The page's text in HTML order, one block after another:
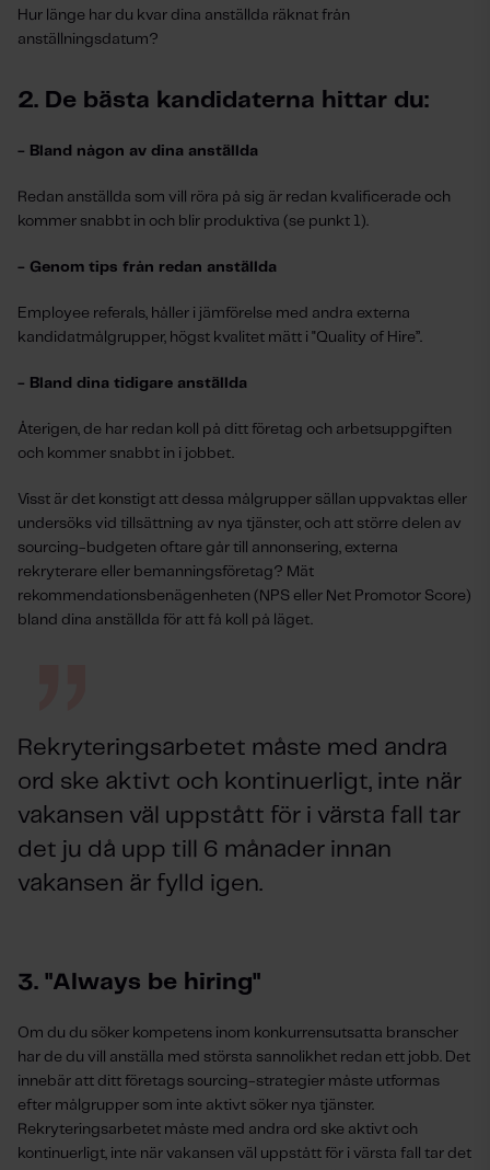
Hur länge har du kvar dina anställda räknat från
anställningsdatum?
2. De bästa kandidaterna hittar du:
- Bland någon av dina anställda
Redan anställda som vill röra på sig är redan kvalificerade och
kommer snabbt in och blir produktiva (se punkt 1).
- Genom tips från redan anställda
Employee referals, håller i jämförelse med andra externa
kandidatmålgrupper, högst kvalitet mätt i "Quality of Hire”.
- Bland dina tidigare anställda
Återigen, de har redan koll på ditt företag och arbetsuppgiften
och kommer snabbt in i jobbet.
Visst är det konstigt att dessa målgrupper sällan uppvaktas eller
undersöks vid tillsättning av nya tjänster, och att större delen av
sourcing-budgeten oftare går till annonsering, externa
rekryterare eller bemanningsföretag? Mät
rekommendationsbenägenheten (NPS eller Net Promotor Score)
bland dina anställda för att få koll på läget.
Rekryteringsarbetet måste med andra
ord ske aktivt och kontinuerligt, inte när
vakansen väl uppstått för i värsta fall tar
det ju då upp till 6 månader innan
vakansen är fylld igen.
3. "Always be hiring"
Om du du söker kompetens inom konkurrensutsatta branscher
har de du vill anställa med största sannolikhet redan ett jobb. Det
innebär att ditt företags sourcing-strategier måste utformas
efter målgrupper som inte aktivt söker nya tjänster.
Rekryteringsarbetet måste med andra ord ske aktivt och
kontinuerligt, inte när vakansen väl uppstått för i värsta fall tar det